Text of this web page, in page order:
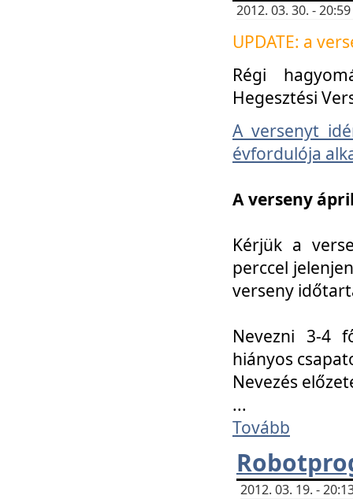
2012. 03. 30. -
UPDATE: a
Régi
Hegesztési
A versenyt
évfordulója
A verseny
Kérjük a
perccel
verseny
Nevezni 3-4
hiányos
Nevezés
...
Tovább
2012. 03. 19. -